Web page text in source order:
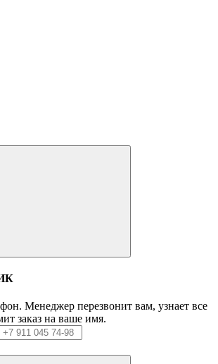
Менеджер перезвонит вам, узнает все
заказ на ваше имя.